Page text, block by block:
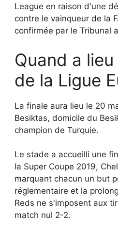
League en raison d'une
contre le vainqueur de la
confirmée par le Tribunal
Quand a
de la Ligue
La finale aura lieu le 20
Besiktas, domicile du
champion de Turquie.
Le stade a accueilli une
la Super Coupe 2019,
marquant chacun un but
réglementaire et la
Reds ne s'imposent aux
match nul 2-2.